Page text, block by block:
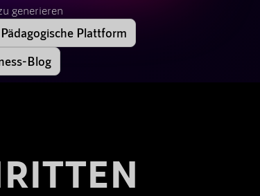
generieren
Pädagogische Plattform
Blog